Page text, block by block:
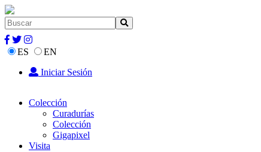
ES
EN
Iniciar Sesión
Colección
Curadurías
Colección
Gigapixel
Visita